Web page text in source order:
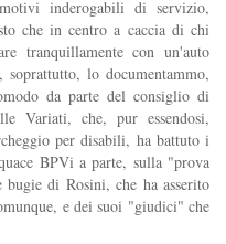
inderogabili di servizio,
che in centro a caccia di chi
tranquillamente con un'auto
lo documentammo,
da parte del consiglio di
Variati, che, pur essendosi,
per disabili, ha battuto i
BPVi a parte, sulla "prova
di Rosini, che ha asserito
e dei suoi "giudici" che